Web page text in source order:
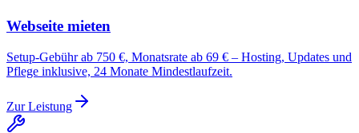
Webseite mieten
Setup-Gebühr ab 750 €, Monatsrate ab 69 € – Hosting, Updates und
Pflege inklusive, 24 Monate Mindestlaufzeit.
Zur Leistung